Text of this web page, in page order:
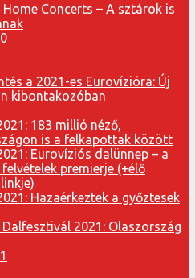
Concerts – A sztárok is
a 2021-es Eurovízióra: Új
kibontakozóban
183 millió néző,
is a felkapottak között
Eurovíziós dalünnep – a
premierje (+élő
Hazaérkeztek a győztesek
2021: Olaszország